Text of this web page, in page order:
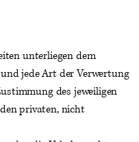
unterliegen dem
jede Art der Verwertung
des jeweiligen
privaten, nicht